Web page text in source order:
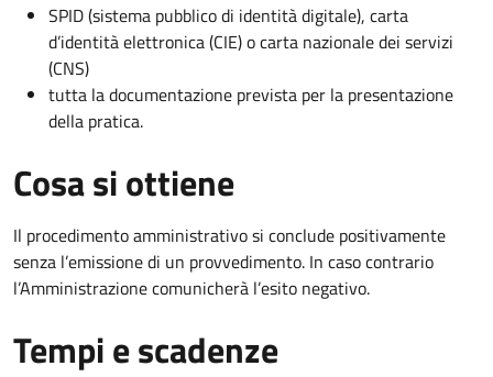
SPID (sistema pubblico di identità digitale), carta
d’identità elettronica (CIE) o carta nazionale dei servizi
(CNS)
tutta la documentazione prevista per la presentazione
della pratica.
Cosa si ottiene
Il procedimento amministrativo si conclude positivamente
senza l’emissione di un provvedimento. In caso contrario
l’Amministrazione comunicherà l’esito negativo.
Tempi e scadenze